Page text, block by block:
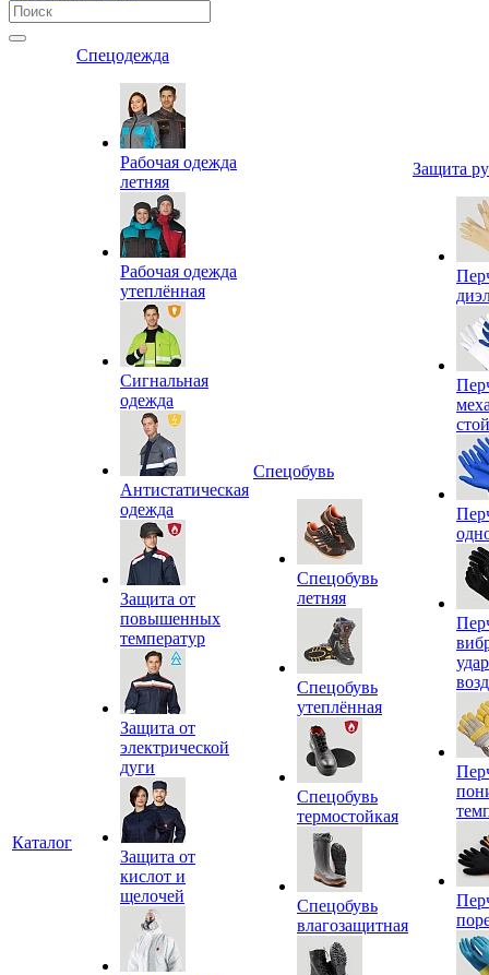
Каталог
Спецодежда
Рабочая одежда
летняя
Рабочая одежда
утеплённая
Сигнальная
одежда
Антистатическая
одежда
Защита от
повышенных
температур
Защита от
электрической
дуги
Защита от
кислот и
щелочей
Спецобувь
Спецобувь
летняя
Спецобувь
утеплённая
Спецобувь
термостойкая
Спецобувь
влагозащитная
Защита